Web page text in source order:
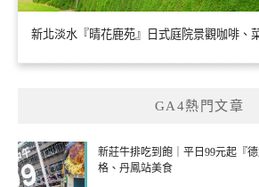
新北淡水『晴花鹿苑』日式庭院景觀咖啡、
GA4熱門文章
新莊牛排吃到飽｜平日99元起『
格、丹鳳站美食